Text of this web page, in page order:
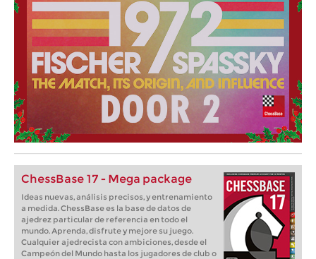
ChessBase 17 - Mega package
Ideas nuevas, análisis precisos, y entrenamiento
a medida. ChessBase es la base de datos de
ajedrez particular de referencia en todo el
mundo. Aprenda, disfrute y mejore su juego.
Cualquier ajedrecista con ambiciones, desde el
Campeón del Mundo hasta los jugadores de club o